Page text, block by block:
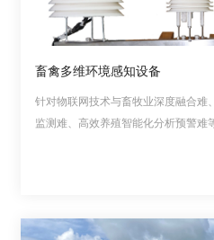
畜禽多维环境感知设备
针对物联网技术与畜牧业深度融合难
监测难、高效养殖智能化分析预警难
智能控制装备与大数据平台，核心